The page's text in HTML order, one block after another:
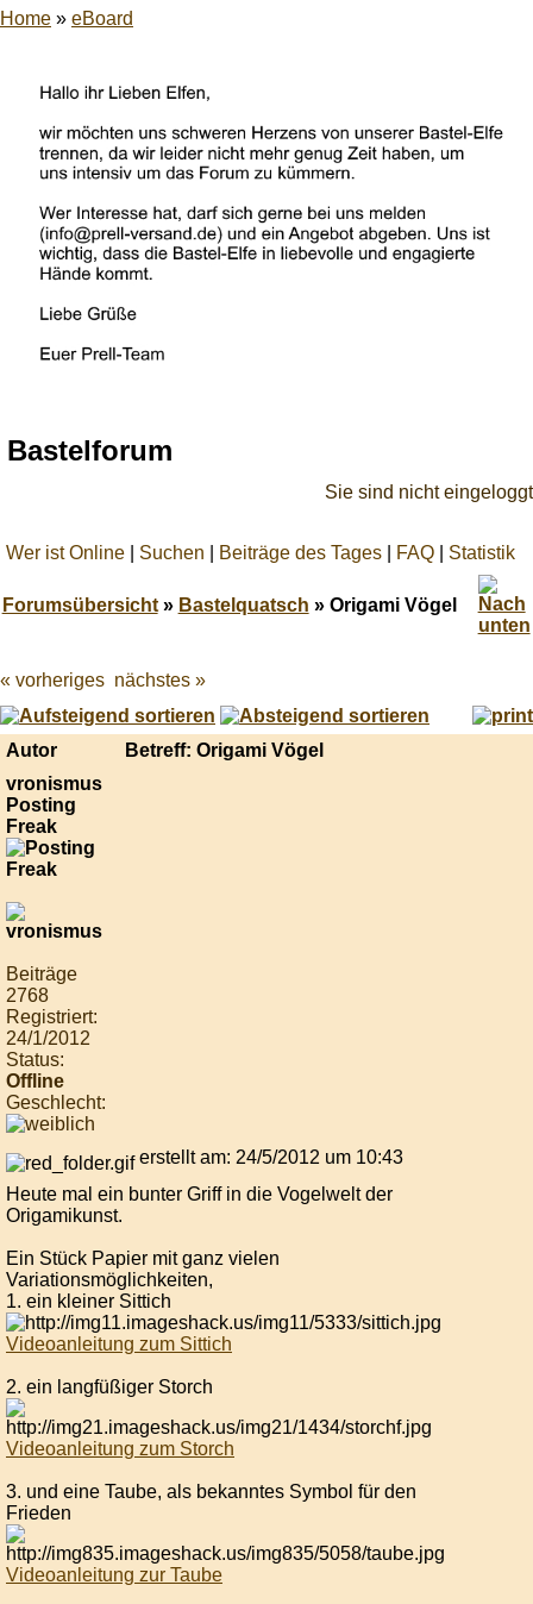
Home » eBoard
Bastelforum
Sie sind nicht eingeloggt
Wer ist Online Suchen Beiträge des Tages FAQ Statistik
Forumsübersicht» Bastelquatsch » Origami Vögel
Best
online
live
casino
« vorheriges nächstes »
Autor
Betreff: Origami Vögel
vronismus
Posting
Freak
Beiträge
2768
Registriert:
24/1/2012
Status:
Offline
Geschlecht:
erstellt am: 24/5/2012 um 10:43
Heute mal ein bunter Griff in die Vogelwelt der
Origamikunst.
Ein Stück Papier mit ganz vielen
Variationsmöglichkeiten,
1. ein kleiner Sittich
Videoanleitung zum Sittich
2. ein langfüßiger Storch
Videoanleitung zum Storch
3. und eine Taube, als bekanntes Symbol für den
Frieden
Videoanleitung zur Taube